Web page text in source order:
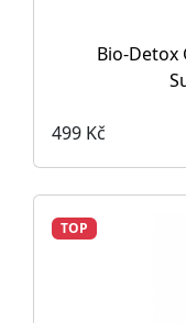
Bio-Detox
499 Kč
TOP